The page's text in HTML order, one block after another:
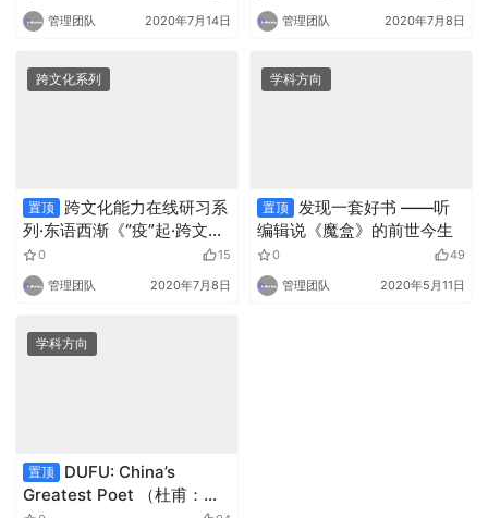
管理团队 2020年7月14日 管理团队 2020年7月8日
跨文化系列
置顶
跨文化能力在线研习系
列·东语西渐《“疫”起·跨文
化》导言
0 15
管理团队 2020年7月8日
学科方向
置顶 发现一套好书 ——听
编辑说《魔盒》的前世今生
0 49
管理团队 2020年5月11日
学科方向
置顶
DUFU: China’s
Greatest Poet （杜甫：中